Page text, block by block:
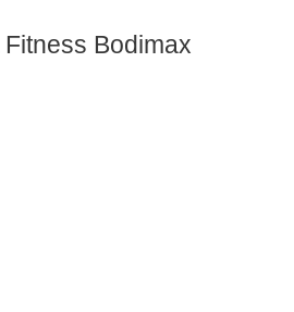
Bodimax